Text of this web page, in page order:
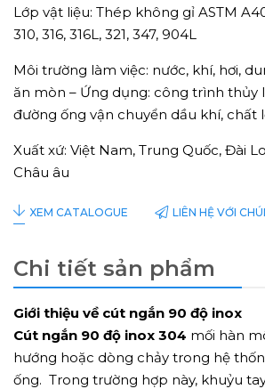
Lớp vật liệu: Thép không gỉ ASTM
310, 316, 316L, 321, 347, 904L
Môi trường làm việc: nước, khí, hơi,
ăn mòn – Ứng dụng: công trình thủy
đường ống vận chuyển dầu khí, chất
Xuất xứ: Việt Nam, Trung Quốc, Đài
Châu âu
XEM CATALOGUE LIÊN HỆ VỚI
Chi tiết sản phẩm
Giới thiệu về cút ngắn 90 độ inox
Cút ngắn 90 độ inox 304 mối hàn
hướng hoặc dòng chảy trong hệ
ống. Trong trường hợp này, khuỷu